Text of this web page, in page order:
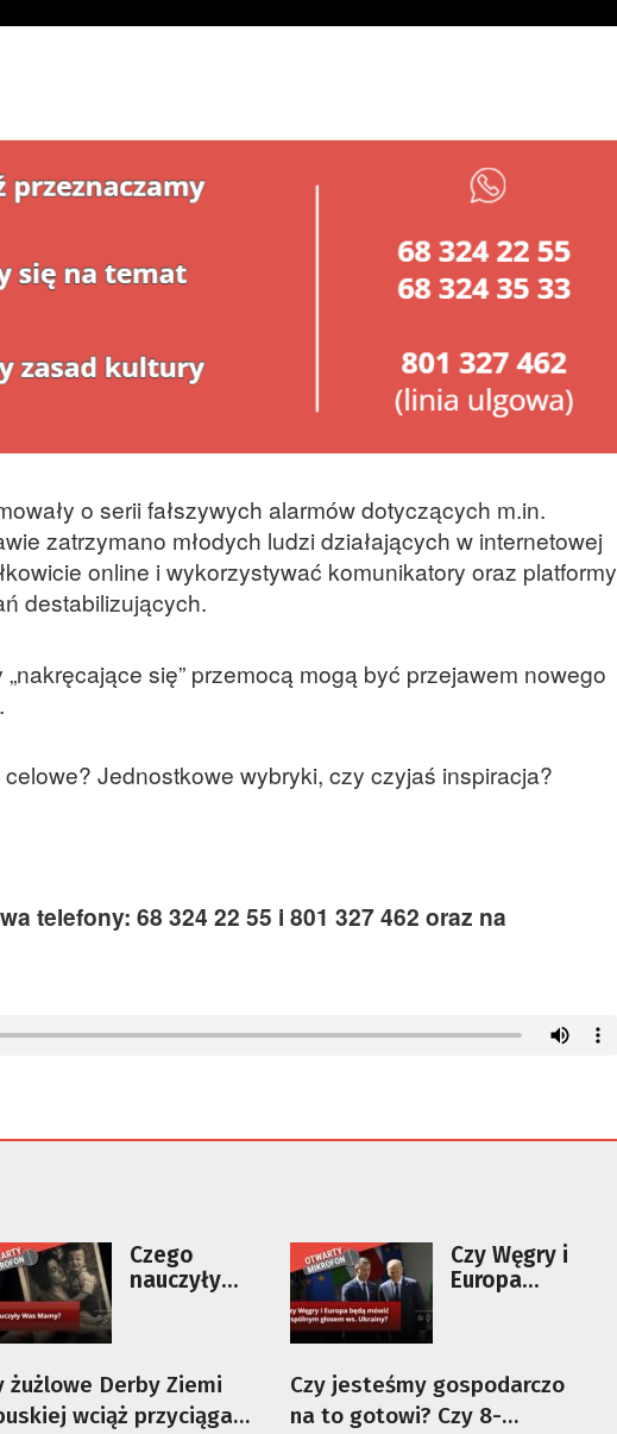
o serii fałszywych alarmów dotyczących m.in.
zatrzymano młodych ludzi działających w internetowej
online i wykorzystywać komunikatory oraz platformy
destabilizujących.
się” przemocą mogą być przejawem nowego
Jednostkowe wybryki, czy czyjaś inspiracja?
telefony: 68 324 22 55 i 801 327 462 oraz na
Czego
nauczyły
Czy Węgry i
Europa
Ukrainy?
żużlowe Derby Ziemi
wciąż przyciągają
Czy jesteśmy gospodarczo
na to gotowi? Czy 8-